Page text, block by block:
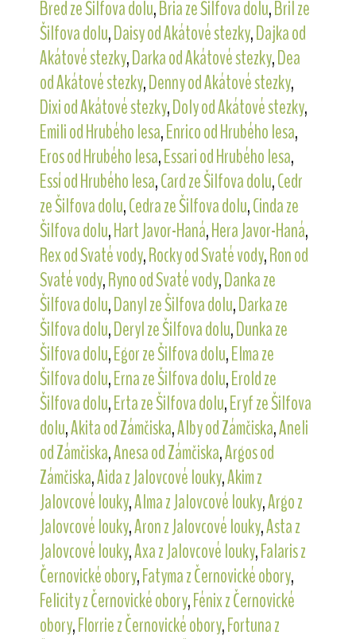
Bred ze Šilfova dolu,Bria ze Šilfova dolu,Bril ze
Šilfova dolu,Daisy od Akátové stezky,Dajka od
Akátové stezky,Darka od Akátové stezky,Dea
od Akátové stezky,Denny od Akátové stezky,
Dixi od Akátové stezky,Doly od Akátové stezky,
Emili od Hrubého lesa,Enrico od Hrubého lesa,
Eros od Hrubého lesa,Essari od Hrubého lesa,
Essí od Hrubého lesa,Card ze Šilfova dolu,Cedr
ze Šilfova dolu,Cedra ze Šilfova dolu,Cinda ze
Šilfova dolu,Hart Javor-Haná,Hera Javor-Haná,
Rex od Svaté vody,Rocky od Svaté vody,Ron od
Svaté vody,Ryno od Svaté vody,Danka ze
Šilfova dolu,Danyl ze Šilfova dolu,Darka ze
Šilfova dolu,Deryl ze Šilfova dolu,Dunka ze
Šilfova dolu,Egor ze Šilfova dolu,Elma ze
Šilfova dolu,Erna ze Šilfova dolu,Erold ze
Šilfova dolu,Erta ze Šilfova dolu,Eryf ze Šilfova
dolu,Akita od Zámčiska,Alby od Zámčiska,Aneli
od Zámčiska,Anesa od Zámčiska,Argos od
Zámčiska,Aida z Jalovcové louky,Akim z
Jalovcové louky,Alma z Jalovcové louky,Argo z
Jalovcové louky,Aron z Jalovcové louky,Asta z
Jalovcové louky,Axa z Jalovcové louky,Falaris z
Černovické obory,Fatyma z Černovické obory,
Felicity z Černovické obory,Fénix z Černovické
obory,Florrie z Černovické obory,Fortuna z